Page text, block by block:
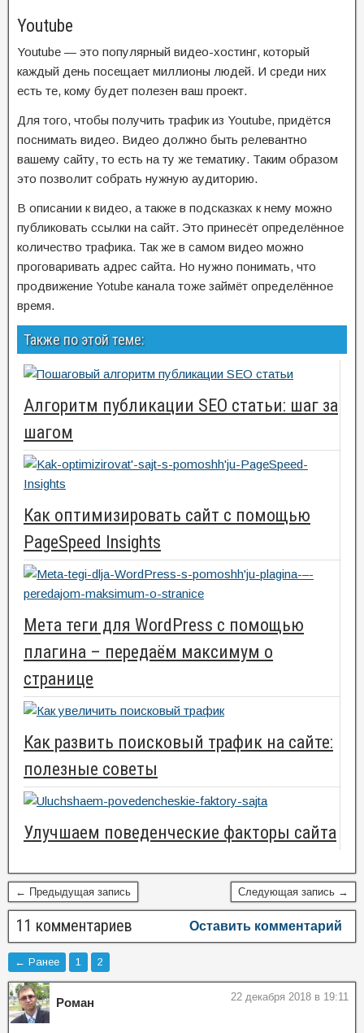
Youtube
Youtube — это популярный видео-хостинг, который
каждый день посещает миллионы людей. И среди них
есть те, кому будет полезен ваш проект.
Для того, чтобы получить трафик из Youtube, придётся
поснимать видео. Видео должно быть релевантно
вашему сайту, то есть на ту же тематику. Таким образом
это позволит собрать нужную аудиторию.
В описании к видео, а также в подсказках к нему можно
публиковать ссылки на сайт. Это принесёт определённое
количество трафика. Так же в самом видео можно
проговаривать адрес сайта. Но нужно понимать, что
продвижение Yotube канала тоже займёт определённое
время.
Также по этой теме:
Алгоритм публикации SEO статьи: шаг за
шагом
Как оптимизировать сайт с помощью
PageSpeed Insights
Мета теги для WordPress с помощью
плагина – передаём максимум о
странице
Как развить поисковый трафик на сайте:
полезные советы
Улучшаем поведенческие факторы сайта
← Предыдущая запись Следующая запись →
11 комментариев Оставить комментарий
← Ранее 1 2
Роман 22 декабря 2018 в 19:11